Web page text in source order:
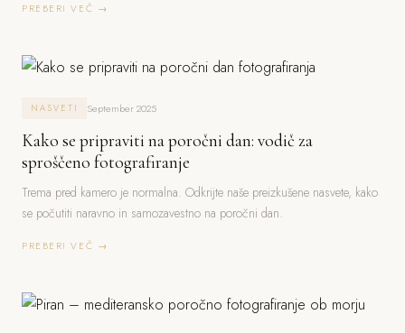
PREBERI VEČ →
NASVETI September 2025
Kako se pripraviti na poročni dan: vodič za
sproščeno fotografiranje
Trema pred kamero je normalna. Odkrijte naše preizkušene nasvete, kako
se počutiti naravno in samozavestno na poročni dan.
PREBERI VEČ →